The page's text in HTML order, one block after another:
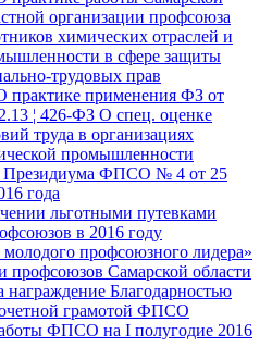
организации профсоюза
химических отраслей и
в сфере защиты
трудовых прав
практике применения ФЗ от
¦ 426-ФЗ О спец. оценке
труда в организациях
промышленности
Президиума ФПСО № 4 от 25
года
льготными путевками
в 2016 году
профсоюзного лидера»
профсоюзов Самарской области
награждение Благодарностью
грамотой ФПСО
ФПСО на I полугодие 2016